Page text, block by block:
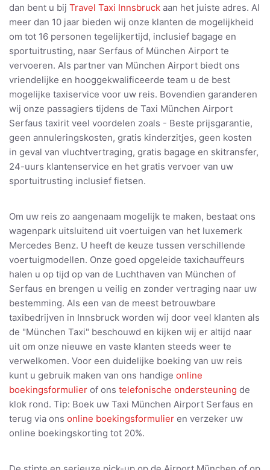
dan bent u bij Travel Taxi Innsbruck aan het juiste adres. Al
meer dan 10 jaar bieden wij onze klanten de mogelijkheid
om tot 16 personen tegelijkertijd, inclusief bagage en
sportuitrusting, naar Serfaus of München Airport te
vervoeren. Als partner van München Airport biedt ons
vriendelijke en hooggekwalificeerde team u de best
mogelijke taxiservice voor uw reis. Bovendien garanderen
wij onze passagiers tijdens de Taxi München Airport
Serfaus taxirit veel voordelen zoals - Beste prijsgarantie,
geen annuleringskosten, gratis kinderzitjes, geen kosten
in geval van vluchtvertraging, gratis bagage en skitransfer,
24-uurs klantenservice en het gratis vervoer van uw
sportuitrusting inclusief fietsen.
Om uw reis zo aangenaam mogelijk te maken, bestaat ons
wagenpark uitsluitend uit voertuigen van het luxemerk
Mercedes Benz. U heeft de keuze tussen verschillende
voertuigmodellen. Onze goed opgeleide taxichauffeurs
halen u op tijd op van de Luchthaven van München of
Serfaus en brengen u veilig en zonder vertraging naar uw
bestemming. Als een van de meest betrouwbare
taxibedrijven in Innsbruck worden wij door veel klanten als
de "München Taxi" beschouwd en kijken wij er altijd naar
uit om onze nieuwe en vaste klanten steeds weer te
verwelkomen. Voor een duidelijke boeking van uw reis
kunt u gebruik maken van ons handige online
boekingsformulier of ons telefonische ondersteuning de
klok rond. Tip: Boek uw Taxi München Airport Serfaus en
terug via ons online boekingsformulier en verzeker uw
online boekingskorting tot 20%.